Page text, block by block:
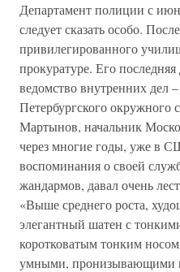
Департамент полиции с
следует сказать особо.
привилегированного
прокуратуре. Его
ведомство внутренних дел
Петербургского
Мартынов, начальник
через многие годы, уже в
воспоминания о своей
жандармов, давал очень
«Выше среднего роста,
элегантный шатен с
коротковатым тонким
умными, пронизывающими